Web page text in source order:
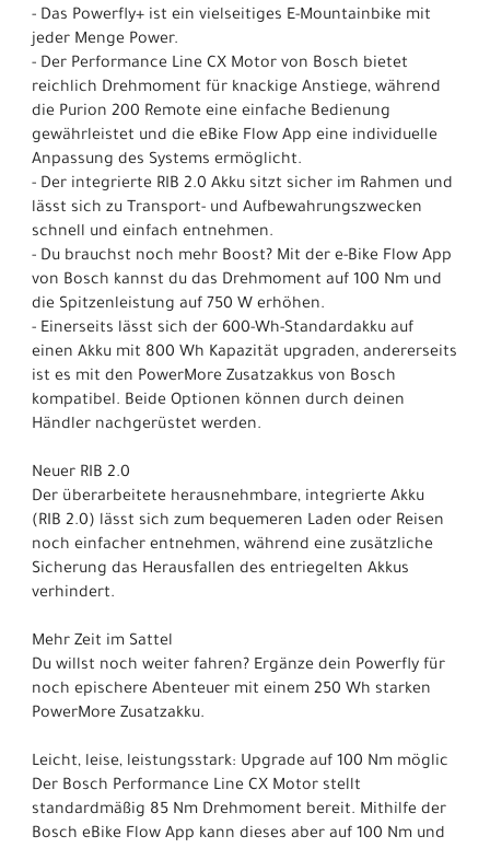
- Das Powerfly+ ist ein vielseitiges E-Mountainbike mit
jeder Menge Power.
- Der Performance Line CX Motor von Bosch bietet
reichlich Drehmoment für knackige Anstiege, während
die Purion 200 Remote eine einfache Bedienung
gewährleistet und die eBike Flow App eine individuelle
Anpassung des Systems ermöglicht.
- Der integrierte RIB 2.0 Akku sitzt sicher im Rahmen und
lässt sich zu Transport- und Aufbewahrungszwecken
schnell und einfach entnehmen.
- Du brauchst noch mehr Boost? Mit der e-Bike Flow App
von Bosch kannst du das Drehmoment auf 100 Nm und
die Spitzenleistung auf 750 W erhöhen.
- Einerseits lässt sich der 600-Wh-Standardakku auf
einen Akku mit 800 Wh Kapazität upgraden, andererseits
ist es mit den PowerMore Zusatzakkus von Bosch
kompatibel. Beide Optionen können durch deinen
Händler nachgerüstet werden.
Neuer RIB 2.0
Der überarbeitete herausnehmbare, integrierte Akku
(RIB 2.0) lässt sich zum bequemeren Laden oder Reisen
noch einfacher entnehmen, während eine zusätzliche
Sicherung das Herausfallen des entriegelten Akkus
verhindert.
Mehr Zeit im Sattel
Du willst noch weiter fahren? Ergänze dein Powerfly für
noch epischere Abenteuer mit einem 250 Wh starken
PowerMore Zusatzakku.
Leicht, leise, leistungsstark: Upgrade auf 100 Nm möglic
Der Bosch Performance Line CX Motor stellt
standardmäßig 85 Nm Drehmoment bereit. Mithilfe der
Bosch eBike Flow App kann dieses aber auf 100 Nm und